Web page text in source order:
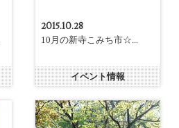
2015.10.28
10月の新寺こみち市☆...
イベント情報